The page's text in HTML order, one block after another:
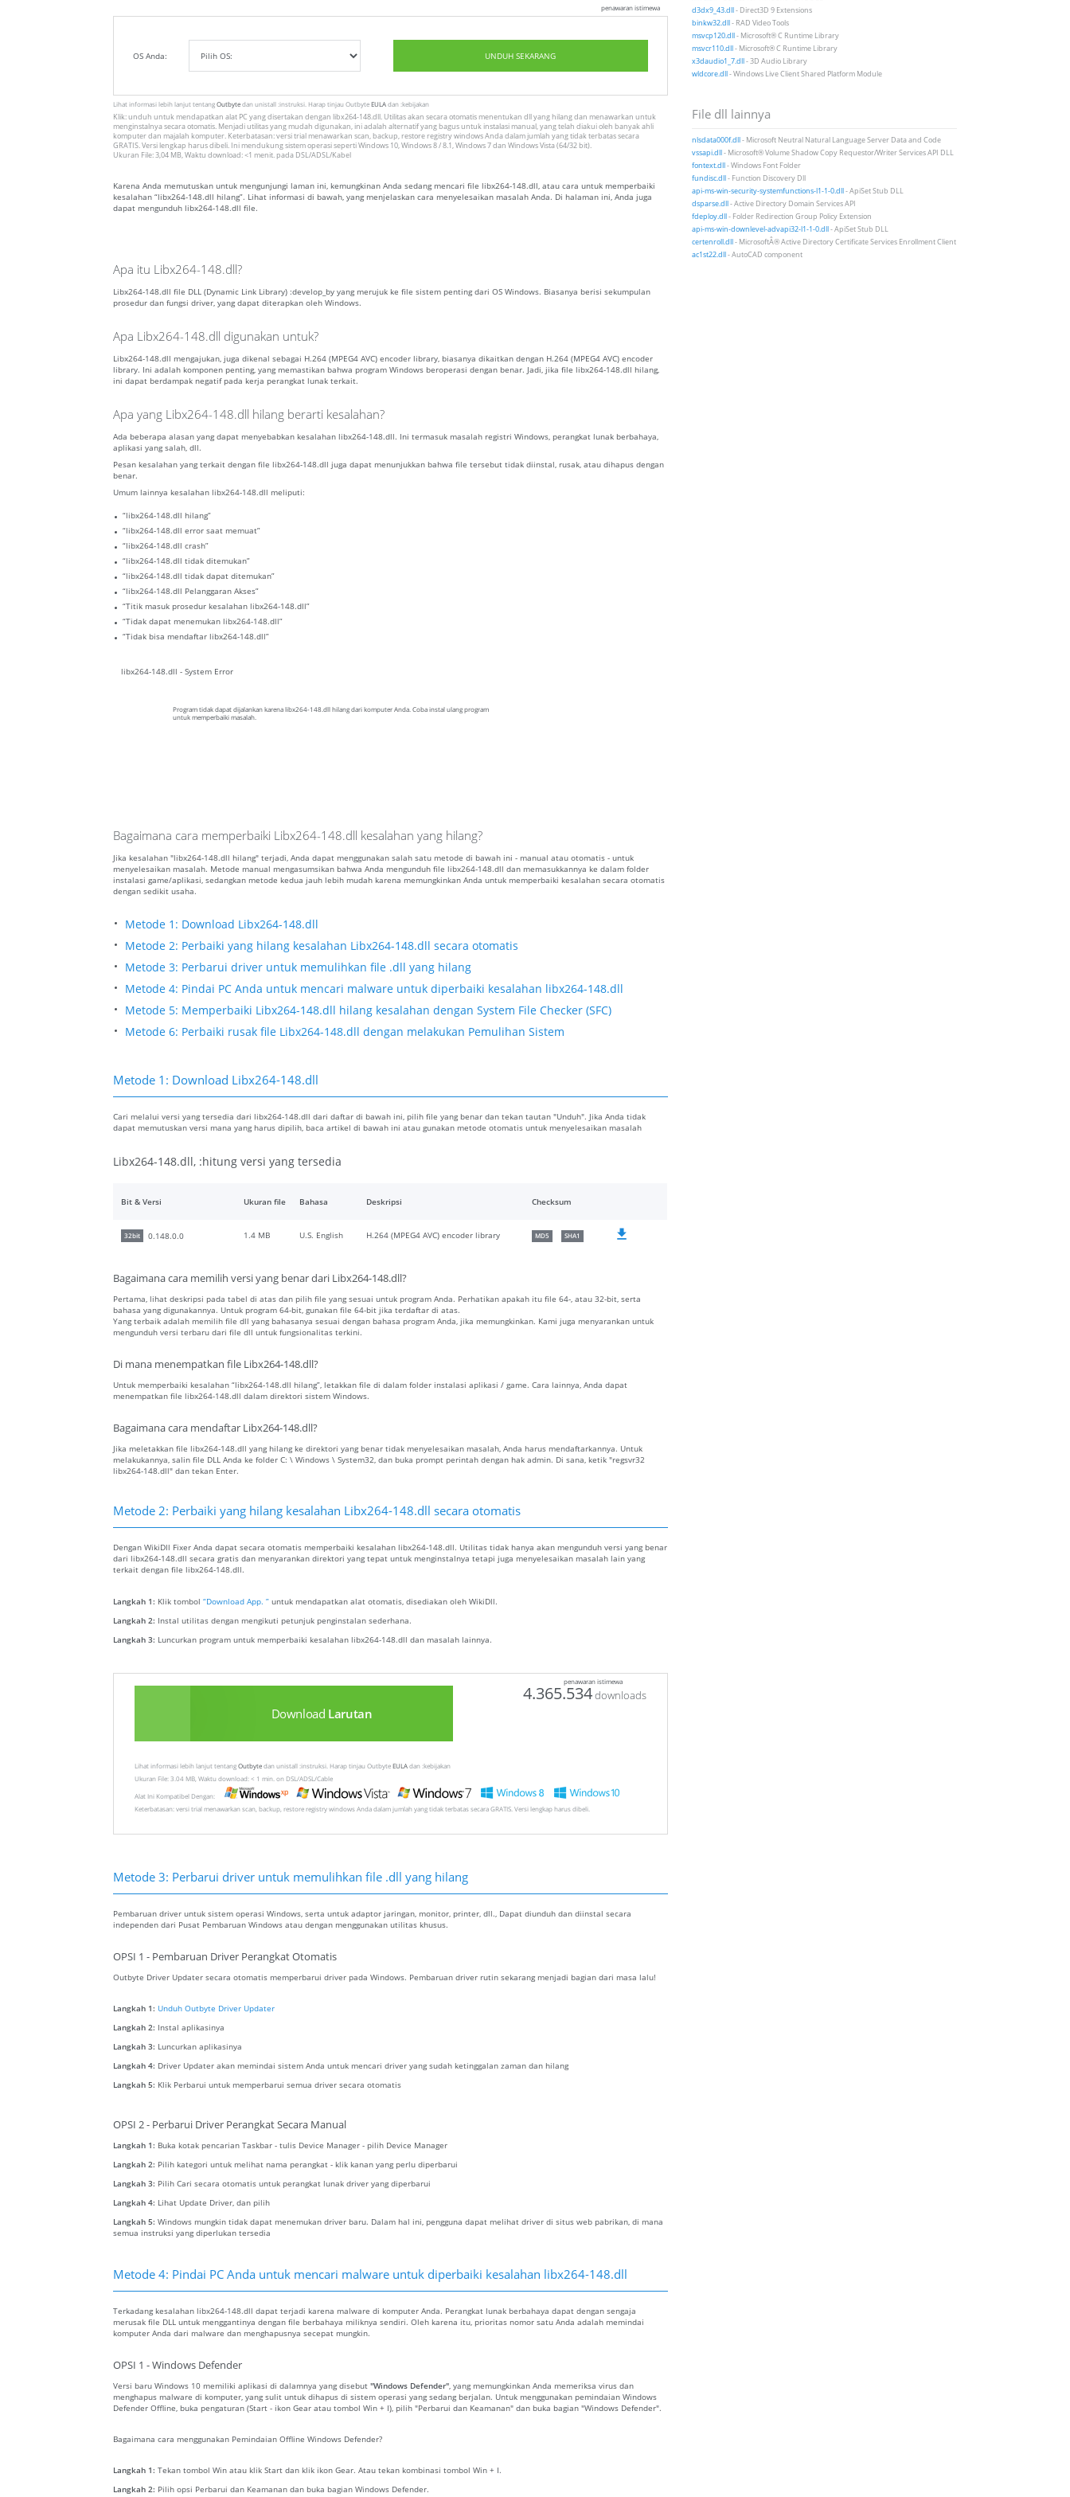
penawaran istimewa
OS Anda: UNDUH SEKARANG
Lihat informasi lebih lanjut tentangOutbytedan unistall :instruksi. Harap tinjau OutbyteEULAdan :kebijakan
Klik: unduh untuk mendapatkan alat PC yang disertakan dengan libx264-148.dll. Utilitas akan secara otomatis menentukan dll yang hilang dan menawarkan untuk
menginstalnya secara otomatis. Menjadi utilitas yang mudah digunakan, ini adalah alternatif yang bagus untuk instalasi manual, yang telah diakui oleh banyak ahli
komputer dan majalah komputer. Keterbatasan: versi trial menawarkan scan, backup, restore registry windows Anda dalam jumlah yang tidak terbatas secara
GRATIS. Versi lengkap harus dibeli. Ini mendukung sistem operasi seperti Windows 10, Windows 8 / 8.1, Windows 7 dan Windows Vista (64/32 bit).
Ukuran File: 3,04 MB, Waktu download: <1 menit. pada DSL/ADSL/Kabel
Karena Anda memutuskan untuk mengunjungi laman ini, kemungkinan Anda sedang mencari file libx264-148.dll, atau cara untuk memperbaiki
kesalahan “libx264-148.dll hilang”. Lihat informasi di bawah, yang menjelaskan cara menyelesaikan masalah Anda. Di halaman ini, Anda juga
dapat mengunduh libx264-148.dll file.
Apa itu Libx264-148.dll?
Libx264-148.dll file DLL (Dynamic Link Library) :develop_by yang merujuk ke file sistem penting dari OS Windows. Biasanya berisi sekumpulan
prosedur dan fungsi driver, yang dapat diterapkan oleh Windows.
Apa Libx264-148.dll digunakan untuk?
Libx264-148.dll mengajukan, juga dikenal sebagai H.264 (MPEG4 AVC) encoder library, biasanya dikaitkan dengan H.264 (MPEG4 AVC) encoder
library. Ini adalah komponen penting, yang memastikan bahwa program Windows beroperasi dengan benar. Jadi, jika file libx264-148.dll hilang,
ini dapat berdampak negatif pada kerja perangkat lunak terkait.
Apa yang Libx264-148.dll hilang berarti kesalahan?
Ada beberapa alasan yang dapat menyebabkan kesalahan libx264-148.dll. Ini termasuk masalah registri Windows, perangkat lunak berbahaya,
aplikasi yang salah, dll.
Pesan kesalahan yang terkait dengan file libx264-148.dll juga dapat menunjukkan bahwa file tersebut tidak diinstal, rusak, atau dihapus dengan
benar.
Umum lainnya kesalahan libx264-148.dll meliputi:
“libx264-148.dll hilang”
“libx264-148.dll error saat memuat”
“libx264-148.dll crash”
“libx264-148.dll tidak ditemukan”
“libx264-148.dll tidak dapat ditemukan”
“libx264-148.dll Pelanggaran Akses”
“Titik masuk prosedur kesalahan libx264-148.dll”
“Tidak dapat menemukan libx264-148.dll”
“Tidak bisa mendaftar libx264-148.dll”
libx264-148.dll - System Error
Program tidak dapat dijalankan karena libx264-148.dll hilang dari komputer Anda. Coba instal ulang program
untuk memperbaiki masalah.
Bagaimana cara memperbaiki Libx264-148.dll kesalahan yang hilang?
Jika kesalahan "libx264-148.dll hilang" terjadi, Anda dapat menggunakan salah satu metode di bawah ini - manual atau otomatis - untuk
menyelesaikan masalah. Metode manual mengasumsikan bahwa Anda mengunduh file libx264-148.dll dan memasukkannya ke dalam folder
instalasi game/aplikasi, sedangkan metode kedua jauh lebih mudah karena memungkinkan Anda untuk memperbaiki kesalahan secara otomatis
dengan sedikit usaha.
Metode 1: Download Libx264-148.dll
Metode 2: Perbaiki yang hilang kesalahan Libx264-148.dll secara otomatis
Metode 3: Perbarui driver untuk memulihkan file .dll yang hilang
Metode 4: Pindai PC Anda untuk mencari malware untuk diperbaiki kesalahan libx264-148.dll
Metode 5: Memperbaiki Libx264-148.dll hilang kesalahan dengan System File Checker (SFC)
Metode 6: Perbaiki rusak file Libx264-148.dll dengan melakukan Pemulihan Sistem
Metode 1: Download Libx264-148.dll
Cari melalui versi yang tersedia dari libx264-148.dll dari daftar di bawah ini, pilih file yang benar dan tekan tautan "Unduh". Jika Anda tidak
dapat memutuskan versi mana yang harus dipilih, baca artikel di bawah ini atau gunakan metode otomatis untuk menyelesaikan masalah
Libx264-148.dll, :hitung versi yang tersedia
Bit & Versi Ukuran file Bahasa Deskripsi Checksum
32bit 0.148.0.0 1.4 MB U.S. English H.264 (MPEG4 AVC) encoder library MD5 SHA1
Bagaimana cara memilih versi yang benar dari Libx264-148.dll?
Pertama, lihat deskripsi pada tabel di atas dan pilih file yang sesuai untuk program Anda. Perhatikan apakah itu file 64-, atau 32-bit, serta
bahasa yang digunakannya. Untuk program 64-bit, gunakan file 64-bit jika terdaftar di atas.
Yang terbaik adalah memilih file dll yang bahasanya sesuai dengan bahasa program Anda, jika memungkinkan. Kami juga menyarankan untuk
mengunduh versi terbaru dari file dll untuk fungsionalitas terkini.
Di mana menempatkan file Libx264-148.dll?
Untuk memperbaiki kesalahan “libx264-148.dll hilang”, letakkan file di dalam folder instalasi aplikasi / game. Cara lainnya, Anda dapat
menempatkan file libx264-148.dll dalam direktori sistem Windows.
Bagaimana cara mendaftar Libx264-148.dll?
Jika meletakkan file libx264-148.dll yang hilang ke direktori yang benar tidak menyelesaikan masalah, Anda harus mendaftarkannya. Untuk
melakukannya, salin file DLL Anda ke folder C: \ Windows \ System32, dan buka prompt perintah dengan hak admin. Di sana, ketik "regsvr32
libx264-148.dll" dan tekan Enter.
Metode 2: Perbaiki yang hilang kesalahan Libx264-148.dll secara otomatis
Dengan WikiDll Fixer Anda dapat secara otomatis memperbaiki kesalahan libx264-148.dll. Utilitas tidak hanya akan mengunduh versi yang benar
dari libx264-148.dll secara gratis dan menyarankan direktori yang tepat untuk menginstalnya tetapi juga menyelesaikan masalah lain yang
terkait dengan file libx264-148.dll.
Langkah 1: Klik tombol “Download App. ” untuk mendapatkan alat otomatis, disediakan oleh WikiDll.
Langkah 2: Instal utilitas dengan mengikuti petunjuk penginstalan sederhana.
Langkah 3: Luncurkan program untuk memperbaiki kesalahan libx264-148.dll dan masalah lainnya.
penawaran istimewa
Download Larutan
4.365.534downloads
Lihat informasi lebih lanjut tentangOutbytedan unistall :instruksi. Harap tinjau OutbyteEULAdan :kebijakan
Ukuran File: 3.04 MB, Waktu download: < 1 min. on DSL/ADSL/Cable
Alat Ini Kompatibel Dengan:
Keterbatasan: versi trial menawarkan scan, backup, restore registry windows Anda dalam jumlah yang tidak terbatas secara GRATIS. Versi lengkap harus dibeli.
Metode 3: Perbarui driver untuk memulihkan file .dll yang hilang
Pembaruan driver untuk sistem operasi Windows, serta untuk adaptor jaringan, monitor, printer, dll., Dapat diunduh dan diinstal secara
independen dari Pusat Pembaruan Windows atau dengan menggunakan utilitas khusus.
OPSI 1 - Pembaruan Driver Perangkat Otomatis
Outbyte Driver Updater secara otomatis memperbarui driver pada Windows. Pembaruan driver rutin sekarang menjadi bagian dari masa lalu!
Langkah 1: Unduh Outbyte Driver Updater
Langkah 2: Instal aplikasinya
Langkah 3: Luncurkan aplikasinya
Langkah 4: Driver Updater akan memindai sistem Anda untuk mencari driver yang sudah ketinggalan zaman dan hilang
Langkah 5: Klik Perbarui untuk memperbarui semua driver secara otomatis
OPSI 2 - Perbarui Driver Perangkat Secara Manual
Langkah 1: Buka kotak pencarian Taskbar - tulis Device Manager - pilih Device Manager
Langkah 2: Pilih kategori untuk melihat nama perangkat - klik kanan yang perlu diperbarui
Langkah 3: Pilih Cari secara otomatis untuk perangkat lunak driver yang diperbarui
Langkah 4: Lihat Update Driver, dan pilih
Langkah 5: Windows mungkin tidak dapat menemukan driver baru. Dalam hal ini, pengguna dapat melihat driver di situs web pabrikan, di mana
semua instruksi yang diperlukan tersedia
Metode 4: Pindai PC Anda untuk mencari malware untuk diperbaiki kesalahan libx264-148.dll
Terkadang kesalahan libx264-148.dll dapat terjadi karena malware di komputer Anda. Perangkat lunak berbahaya dapat dengan sengaja
merusak file DLL untuk menggantinya dengan file berbahaya miliknya sendiri. Oleh karena itu, prioritas nomor satu Anda adalah memindai
komputer Anda dari malware dan menghapusnya secepat mungkin.
OPSI 1 - Windows Defender
Versi baru Windows 10 memiliki aplikasi di dalamnya yang disebut "Windows Defender", yang memungkinkan Anda memeriksa virus dan
menghapus malware di komputer, yang sulit untuk dihapus di sistem operasi yang sedang berjalan. Untuk menggunakan pemindaian Windows
Defender Offline, buka pengaturan (Start - ikon Gear atau tombol Win + I), pilih "Perbarui dan Keamanan" dan buka bagian "Windows Defender".
Bagaimana cara menggunakan Pemindaian Offline Windows Defender?
Langkah 1: Tekan tombol Win atau klik Start dan klik ikon Gear. Atau tekan kombinasi tombol Win + I.
Langkah 2: Pilih opsi Perbarui dan Keamanan dan buka bagian Windows Defender.
d3dx9_43.dll- Direct3D 9 Extensions
binkw32.dll- RAD Video Tools
msvcp120.dll- Microsoft® C Runtime Library
msvcr110.dll- Microsoft® C Runtime Library
x3daudio1_7.dll- 3D Audio Library
wldcore.dll- Windows Live Client Shared Platform Module
File dll lainnya
nlsdata000f.dll- Microsoft Neutral Natural Language Server Data and Code
vssapi.dll- Microsoft® Volume Shadow Copy Requestor/Writer Services API DLL
fontext.dll- Windows Font Folder
fundisc.dll- Function Discovery Dll
api-ms-win-security-systemfunctions-l1-1-0.dll- ApiSet Stub DLL
dsparse.dll- Active Directory Domain Services API
fdeploy.dll- Folder Redirection Group Policy Extension
api-ms-win-downlevel-advapi32-l1-1-0.dll- ApiSet Stub DLL
certenroll.dll- MicrosoftÂ® Active Directory Certificate Services Enrollment Client
ac1st22.dll- AutoCAD component